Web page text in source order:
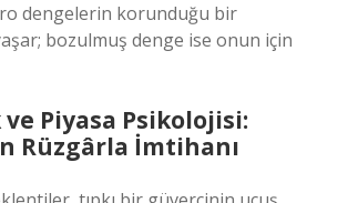
dengelerin korunduğu bir
bozulmuş denge ise onun için
Piyasa Psikolojisi:
Rüzgârla İmtihanı